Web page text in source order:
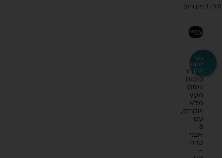
5.00
מבוסס על
של
לצפייה
בול
לבוס
שלך
מארז
כוסות
וויסקי
מעץ
מלא
ויוקרתי,
עם
8
אבני
קרח
–